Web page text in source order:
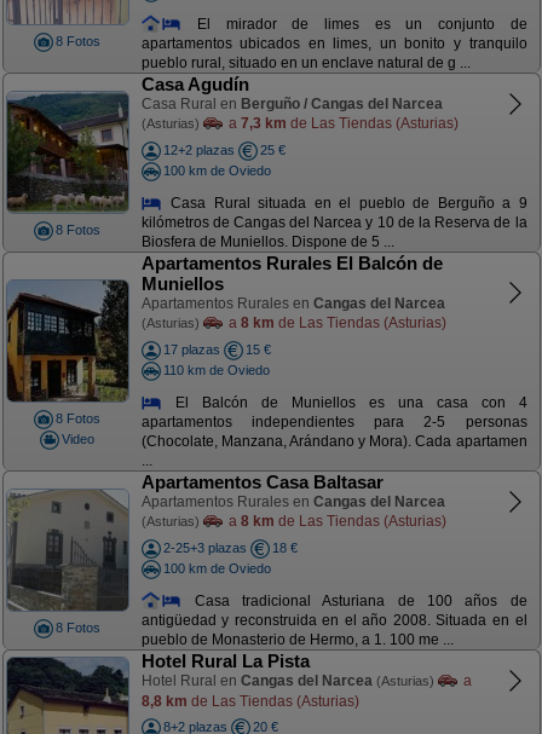
8 Fotos
El mirador de limes es un conjunto de
apartamentos ubicados en limes, un bonito y tranquilo
pueblo rural, situado en un enclave natural de g ...
8 Fotos
Casa Agudín
Casa Rural en Berguño / Cangas del Narcea
(Asturias) a 7,3 km de Las Tiendas (Asturias)
12+2 plazas
25 €
100 km de Oviedo
Casa Rural situada en el pueblo de Berguño a 9
kilómetros de Cangas del Narcea y 10 de la Reserva de la
Biosfera de Muniellos. Dispone de 5 ...
8 Fotos
Video
Apartamentos Rurales El Balcón de
Muniellos
Apartamentos Rurales en Cangas del Narcea
(Asturias) a 8 km de Las Tiendas (Asturias)
17 plazas
15 €
110 km de Oviedo
El Balcón de Muniellos es una casa con 4
apartamentos independientes para 2-5 personas
(Chocolate, Manzana, Arándano y Mora). Cada apartamen
...
8 Fotos
Apartamentos Casa Baltasar
Apartamentos Rurales en Cangas del Narcea
(Asturias) a 8 km de Las Tiendas (Asturias)
2-25+3 plazas
18 €
100 km de Oviedo
Casa tradicional Asturiana de 100 años de
antigüedad y reconstruida en el año 2008. Situada en el
pueblo de Monasterio de Hermo, a 1. 100 me ...
Hotel Rural La Pista
Hotel Rural en Cangas del Narcea (Asturias)
a
8,8 km de Las Tiendas (Asturias)
8+2 plazas
20 €